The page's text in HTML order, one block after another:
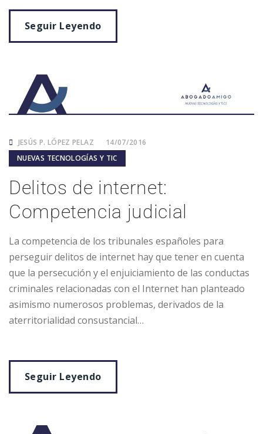
Seguir Leyendo
JESÚS P. LÓPEZ PELAZ
14/07/2016
NUEVAS TECNOLOGÍAS Y TIC
Delitos de internet:
Competencia judicial
La competencia de los tribunales españoles para
perseguir delitos de internet hay que tener en cuenta
que la persecución y el enjuiciamiento de las conductas
criminales relacionadas con el Internet han planteado
asimismo numerosos problemas, derivados de la
aterritorialidad consustancial…
Seguir Leyendo